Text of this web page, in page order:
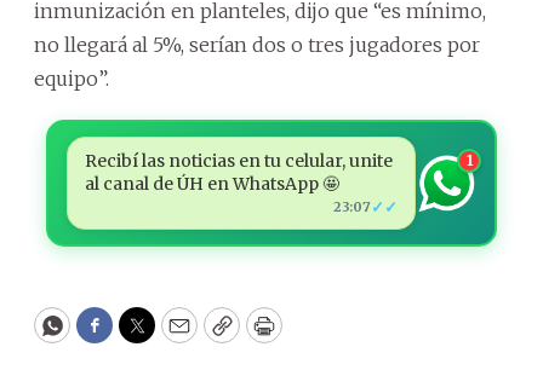
inmunización en planteles, dijo que “es mínimo,
no llegará al 5%, serían dos o tres jugadores por
equipo”.
Recibí las noticias en tu celular, unite
al canal de ÚH en WhatsApp 🤩
23:07 ✓✓
1
WhatsApp
Facebook
Twitter
EmailCopyPrint